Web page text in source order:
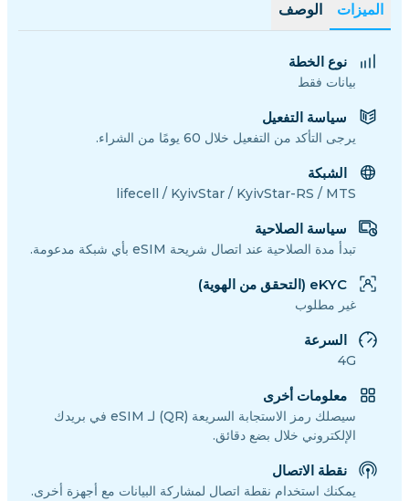
الميزات الوصف
نوع الخطة
بيانات فقط
سياسة التفعيل
يرجى التأكد من التفعيل خلال 60 يومًا من الشراء.
الشبكة
lifecell / KyivStar / KyivStar-RS / MTS
سياسة الصلاحية
تبدأ مدة الصلاحية عند اتصال شريحة eSIM بأي شبكة مدعومة.
eKYC (التحقق من الهوية)
غير مطلوب
السرعة
4G
معلومات أخرى
سيصلك رمز الاستجابة السريعة (QR) لـ eSIM في بريدك
الإلكتروني خلال بضع دقائق.
نقطة الاتصال
يمكنك استخدام نقطة اتصال لمشاركة البيانات مع أجهزة أخرى.